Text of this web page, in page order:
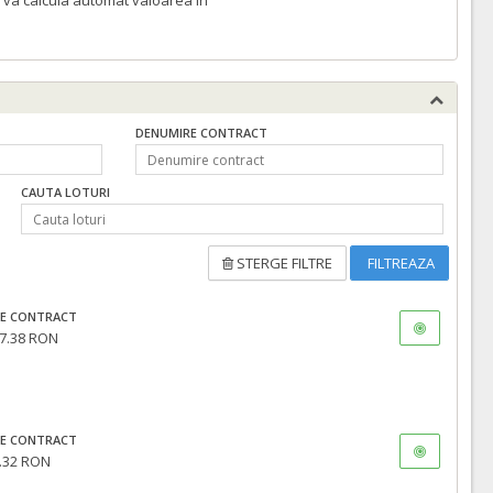
DENUMIRE CONTRACT
CAUTA LOTURI
STERGE FILTRE FILTREAZA
CONTRACT
RON
CONTRACT
RON